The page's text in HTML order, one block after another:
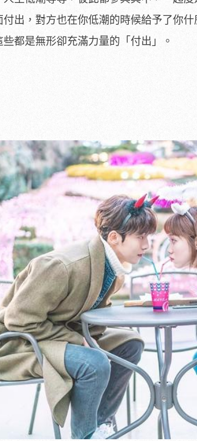
付出，對方也在你低潮的時候給予了你
些都是無形卻充滿力量的「付出」。